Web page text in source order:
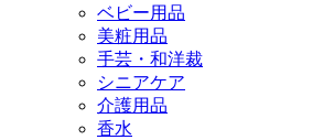
ベビー用品
美粧用品
手芸・和洋裁
シニアケア
介護用品
香水